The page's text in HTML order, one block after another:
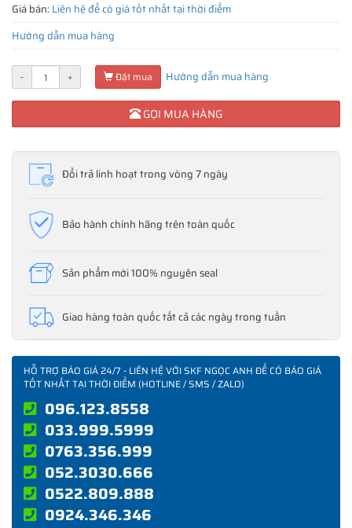
Giá bán: Liên hệ để có giá tốt nhất tại thời điểm
Hướng dẫn mua hàng
- + Đặt mua Hướng dẫn mua hàng
GỌI MUA HÀNG
Đổi trả linh hoạt trong vòng 7 ngày
Bảo hành chính hãng trên toàn quốc
Sản phẩm mới 100% nguyên seal
Giao hàng toàn quốc tất cả các ngày trong tuần
HỖ TRỢ BÁO GIÁ 24/7 - LIÊN HỆ VỚI SKF NGỌC ANH ĐỂ CÓ BÁO GIÁ
TỐT NHẤT TẠI THỜI ĐIỂM (HOTLINE / SMS / ZALO)
096.123.8558
033.999.5999
0763.356.999
052.3030.666
0522.809.888
0924.346.346